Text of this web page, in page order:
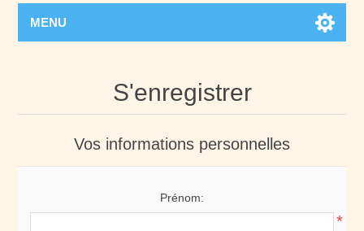
MENU
S'enregistrer
Vos informations personnelles
Prénom:
*